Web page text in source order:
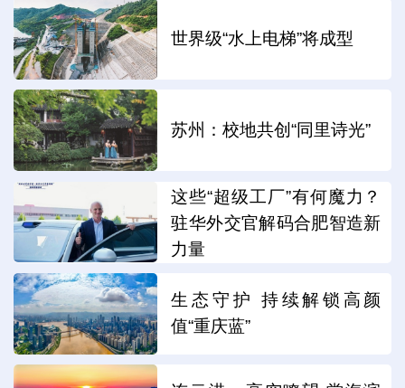
世界级“水上电梯”将成型
苏州：校地共创“同里诗光”
这些“超级工厂”有何魔力？
驻华外交官解码合肥智造新
力量
生态守护 持续解锁高颜
值“重庆蓝”